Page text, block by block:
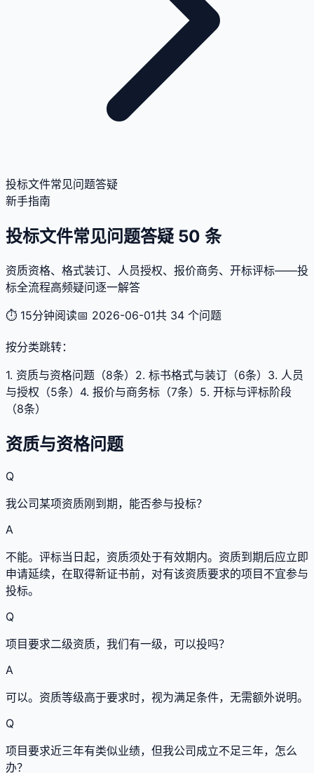
投标文件常见问题答疑
新手指南
投标文件常见问题答疑 50 条
资质资格、格式装订、人员授权、报价商务、开标评标——投
标全流程高频疑问逐一解答
⏱ 15分钟阅读📅 2026-06-01共 34 个问题
按分类跳转：
1. 资质与资格问题 （8条） 2. 标书格式与装订 （6条） 3. 人员
与授权 （5条） 4. 报价与商务标 （7条） 5. 开标与评标阶段
（8条）
资质与资格问题
Q
我公司某项资质刚到期，能否参与投标？
A
不能。评标当日起，资质须处于有效期内。资质到期后应立即
申请延续，在取得新证书前，对有该资质要求的项目不宜参与
投标。
Q
项目要求二级资质，我们有一级，可以投吗？
A
可以。资质等级高于要求时，视为满足条件，无需额外说明。
Q
项目要求近三年有类似业绩，但我公司成立不足三年，怎么
办？